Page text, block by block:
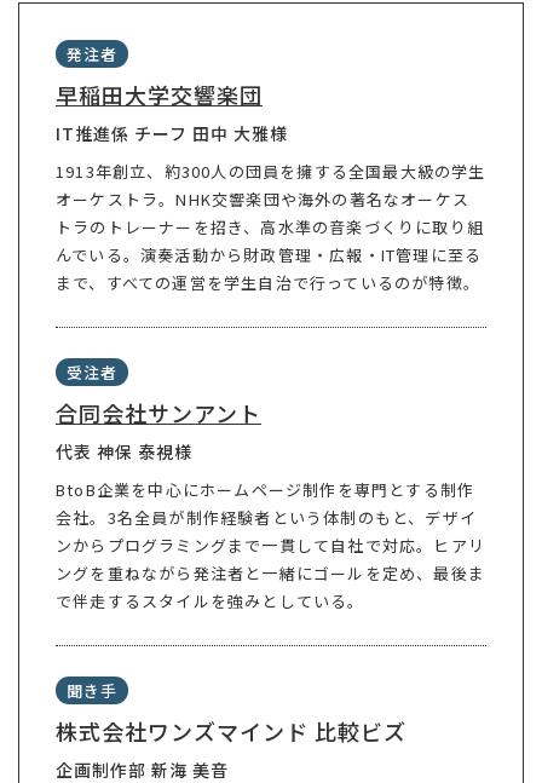
発注者
早稲田大学交響楽団
IT推進係 チーフ 田中 大雅様
1913年創立、約300人の団員を擁する全国最大級の学生
オーケストラ。NHK交響楽団や海外の著名なオーケス
トラのトレーナーを招き、高水準の音楽づくりに取り組
んでいる。演奏活動から財政管理・広報・IT管理に至る
まで、すべての運営を学生自治で行っているのが特徴。
受注者
合同会社サンアント
代表 神保 泰視様
BtoB企業を中心にホームページ制作を専門とする制作
会社。3名全員が制作経験者という体制のもと、デザイ
ンからプログラミングまで一貫して自社で対応。ヒアリ
ングを重ねながら発注者と一緒にゴールを定め、最後ま
で伴走するスタイルを強みとしている。
聞き手
株式会社ワンズマインド 比較ビズ
企画制作部 新海 美音